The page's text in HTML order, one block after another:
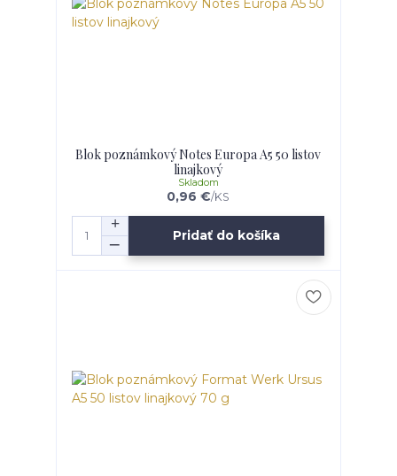
Blok poznámkový Notes Europa A5 50 listov
linajkový
0,96 €/KS
Skladom
Pridať do košíka